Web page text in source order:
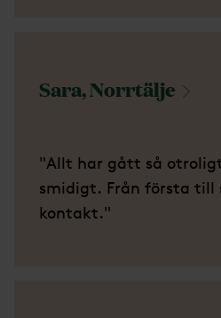
Sara,Norrtälje
"Allt har gått så
smidigt. Från första till
kontakt."